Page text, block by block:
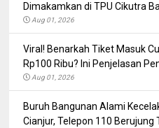
Dimakamkan di TPU Cikutra
Aug 01, 2026
Viral! Benarkah Tiket Masuk
Rp100 Ribu? Ini Penjelasan
Aug 01, 2026
Buruh Bangunan Alami
Cianjur, Telepon 110 Berujung